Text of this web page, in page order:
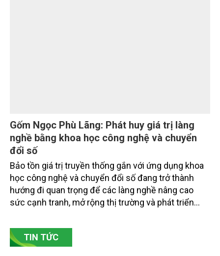
Gốm Ngọc Phù Lãng: Phát huy giá trị làng
nghề bằng khoa học công nghệ và chuyển
đổi số
Bảo tồn giá trị truyền thống gắn với ứng dụng khoa
học công nghệ và chuyển đổi số đang trở thành
hướng đi quan trọng để các làng nghề nâng cao
sức cạnh tranh, mở rộng thị trường và phát triển
Bắc Ninh, nhiều nghệ nhân và cơ sở sản xuất đã
chủ động đổi mới tư duy, đầu tư công nghệ, xây
TIN TỨC